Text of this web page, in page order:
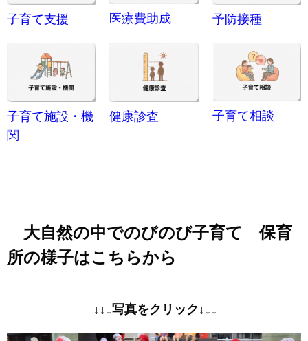
子育て支援 医療費助成 予防接種
子育て施設・機
関
健康診査 子育て相談
大自然の中でのびのび子育て 保育
所の様子はこちらから
↓↓↓写真をクリック↓↓↓